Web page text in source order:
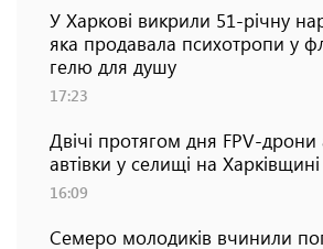
У Харкові викрили 51-річну
яка продавала психотропи у
гелю для душу
17:23
Двічі протягом дня FPV-дрони
автівки у селищі на Харківщині
16:09
Семеро молодиків вчинили